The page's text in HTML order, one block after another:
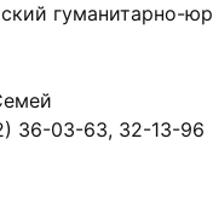
гуманитарно-
36-03-63, 32-13-96